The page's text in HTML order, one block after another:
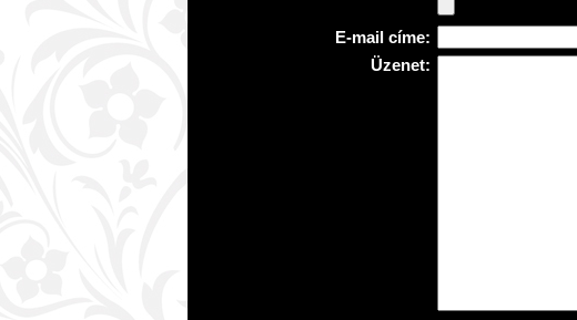
E-mail címe:
Üzenet: